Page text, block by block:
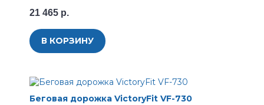
21 465 р.
В КОРЗИНУ
Беговая дорожка VictoryFit VF-730